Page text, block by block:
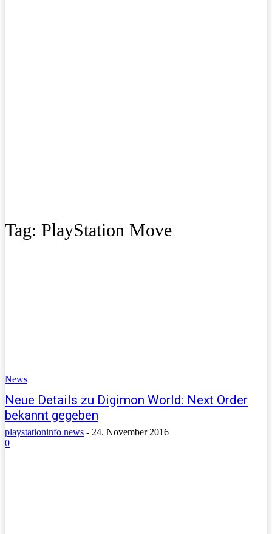
Tag: PlayStation Move
News
Neue Details zu Digimon World: Next Order
bekannt gegeben
playstationinfo news - 24. November 2016
0